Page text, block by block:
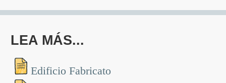
LEA MÁS...
Edificio Fabricato